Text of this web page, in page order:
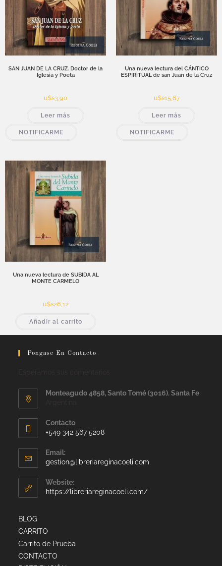
SAN JUAN DE LA CRUZ. Doctor de la
Iglesia y Poeta
u$s3,90
Leer más
NOTIFICARME
Una nueva lectura del CÁNTICO
ESPIRITUAL de san Juan de la Cruz
u$s15,67
Leer más
NOTIFICARME
Una nueva lectura de SUBIDA AL
MONTE CARMELO
u$s26,12
Añadir al carrito
Pongase En Contacto
Monteagudo 4858, Santo Tomé (3016). Santa Fe
Contacto
+549 342 567 5208
Email:
gestion@libreriareginacoeli.com
Website:
https://libreriareginacoeli.com/
BLOG
CARRITO
Carrito de Prueba
CONTACTO